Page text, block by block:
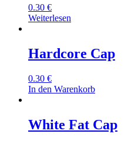
0.30 €
Weiterlesen
Hardcore Cap
0.30 €
In den Warenkorb
White Fat Cap